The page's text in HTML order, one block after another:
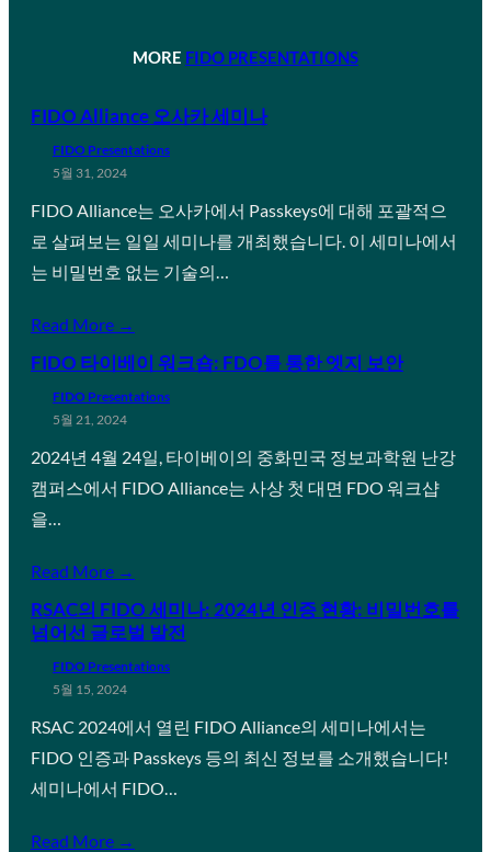
MORE FIDO PRESENTATIONS
FIDO Alliance 오사카 세미나
FIDO Presentations
5월 31, 2024
FIDO Alliance는 오사카에서 Passkeys에 대해 포괄적으
로 살펴보는 일일 세미나를 개최했습니다. 이 세미나에서
는 비밀번호 없는 기술의…
Read More →
FIDO 타이베이 워크숍: FDO를 통한 엣지 보안
FIDO Presentations
5월 21, 2024
2024년 4월 24일, 타이베이의 중화민국 정보과학원 난강
캠퍼스에서 FIDO Alliance는 사상 첫 대면 FDO 워크샵
을…
Read More →
RSAC의 FIDO 세미나: 2024년 인증 현황: 비밀번호를
넘어선 글로벌 발전
FIDO Presentations
5월 15, 2024
RSAC 2024에서 열린 FIDO Alliance의 세미나에서는
FIDO 인증과 Passkeys 등의 최신 정보를 소개했습니다!
세미나에서 FIDO…
Read More →